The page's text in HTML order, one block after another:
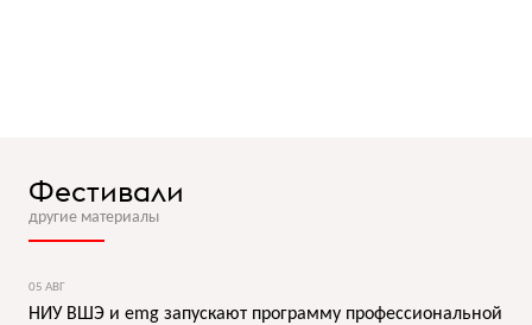
Фестивали
другие материалы
05 АВГ
НИУ ВШЭ и emg запускают программу профессиональной